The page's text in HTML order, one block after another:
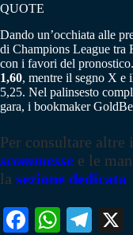
QUOTE
Dando un’occhiata alle
di Champions League tra
con i favori del
1,60, mentre il segno X e
5,25. Nel palinsesto
gara, i bookmaker
Per consultare
scommesse e le
la sezione dedicata
Fa W
Te